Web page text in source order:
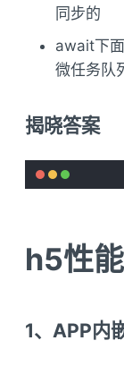
同步的
await下
微任务队
揭晓答案
h5性
1、APP内